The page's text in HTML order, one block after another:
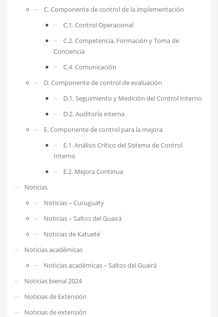
C. Componente de control de la implementación
C.1. Control Operacional
C.2. Competencia, Formación y Toma de
Conciencia
C.4. Comunicación
D. Componente de control de evaluación
D.1. Seguimiento y Medición del Control Interno
D.2. Auditoría interna
E. Componente de control para la mejora
E.1. Análisis Crítico del Sistema de Control
Interno
E.2. Mejora Continua
Noticias
Noticias – Curuguaty
Noticias – Saltos del Guairá
Noticias de Katueté
Noticias académicas
Noticias académicas – Saltos del Guairá
Noticias bienal 2024
Noticias de Extensión
Noticias de extensión